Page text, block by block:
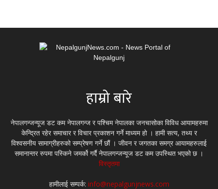
हाम्रो बारे
नेपालगन्जन्यूज डट कम नेपालगन्ज र पश्चिम नेपालका जनचासोका विविध आयामहरुमा
केन्द्रित रहेर समाचार र विचार प्रकाशन गर्ने माध्यम हो । हामी सत्य, तथ्य र
विश्वसनीय सामाग्रीहरुको सम्प्रेषण गर्ने छौं । जीवन र जगतका समग्र आयामहरुलाई
समानान्तर रुपमा पस्किने जमर्को गर्दै नेपालगन्जन्यूज डट कम उपस्थित भएको छ ।
विस्तृतमा
हामीलाई सम्पर्क: info@nepalgunjnews.com